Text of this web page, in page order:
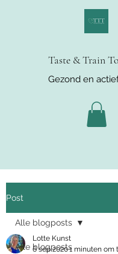
Taste & Train
Gezond en
Post
Alle blogposts
Alle blogposts
Lotte Kunst
6 sep 20201 minuten om